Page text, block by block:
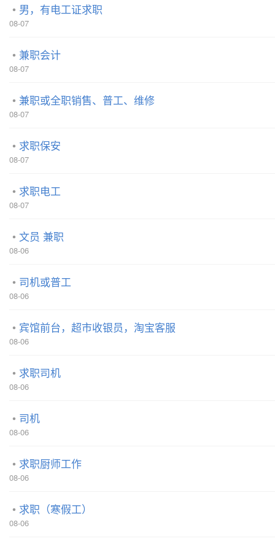
男，有电工证求职
08-07
兼职会计
08-07
兼职或全职销售、普工、维修
08-07
求职保安
08-07
求职电工
08-07
文员 兼职
08-06
司机或普工
08-06
宾馆前台，超市收银员，淘宝客服
08-06
求职司机
08-06
司机
08-06
求职厨师工作
08-06
求职（寒假工）
08-06